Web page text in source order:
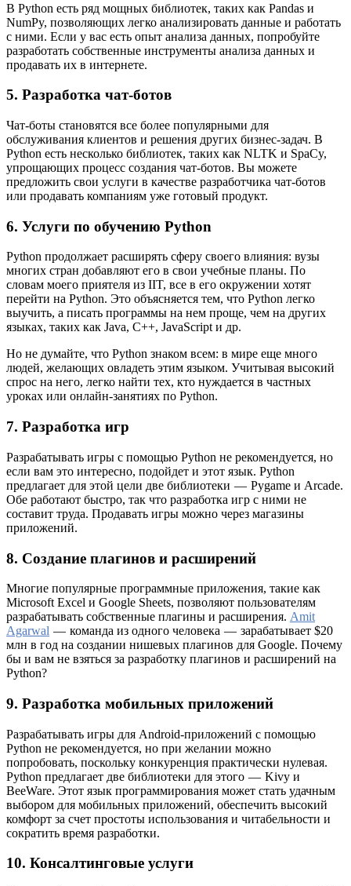
В Python есть ряд мощных библиотек, таких как Pandas и
NumPy, позволяющих легко анализировать данные и работать
с ними. Если у вас есть опыт анализа данных, попробуйте
разработать собственные инструменты анализа данных и
продавать их в интернете.
5. Разработка чат-ботов
Чат-боты становятся все более популярными для
обслуживания клиентов и решения других бизнес-задач. В
Python есть несколько библиотек, таких как NLTK и SpaCy,
упрощающих процесс создания чат-ботов. Вы можете
предложить свои услуги в качестве разработчика чат-ботов
или продавать компаниям уже готовый продукт.
6. Услуги по обучению Python
Python продолжает расширять сферу своего влияния: вузы
многих стран добавляют его в свои учебные планы. По
словам моего приятеля из IIT, все в его окружении хотят
перейти на Python. Это объясняется тем, что Python легко
выучить, а писать программы на нем проще, чем на других
языках, таких как Java, C++, JavaScript и др.
Но не думайте, что Python знаком всем: в мире еще много
людей, желающих овладеть этим языком. Учитывая высокий
спрос на него, легко найти тех, кто нуждается в частных
уроках или онлайн-занятиях по Python.
7. Разработка игр
Разрабатывать игры с помощью Python не рекомендуется, но
если вам это интересно, подойдет и этот язык. Python
предлагает для этой цели две библиотеки — Pygame и Arcade.
Обе работают быстро, так что разработка игр с ними не
составит труда. Продавать игры можно через магазины
приложений.
8. Создание плагинов и расширений
Многие популярные программные приложения, такие как
Microsoft Excel и Google Sheets, позволяют пользователям
разрабатывать собственные плагины и расширения. Amit
Agarwal — команда из одного человека — зарабатывает $20
млн в год на создании нишевых плагинов для Google. Почему
бы и вам не взяться за разработку плагинов и расширений на
Python?
9. Разработка мобильных приложений
Разрабатывать игры для Android-приложений с помощью
Python не рекомендуется, но при желании можно
попробовать, поскольку конкуренция практически нулевая.
Python предлагает две библиотеки для этого — Kivy и
BeeWare. Этот язык программирования может стать удачным
выбором для мобильных приложений, обеспечить высокий
комфорт за счет простоты использования и читабельности и
сократить время разработки.
10. Консалтинговые услуги